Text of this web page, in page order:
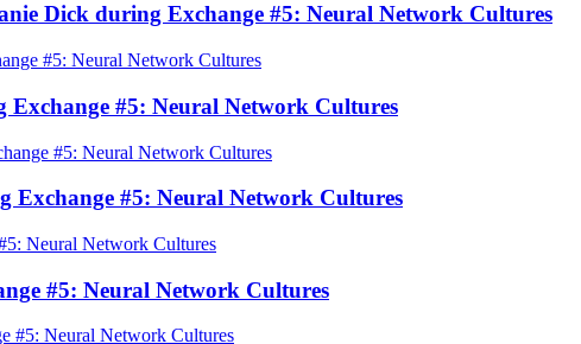
Dick during Exchange #5: Neural Network Cultures
#5: Neural Network Cultures
Exchange #5: Neural Network Cultures
#5: Neural Network Cultures